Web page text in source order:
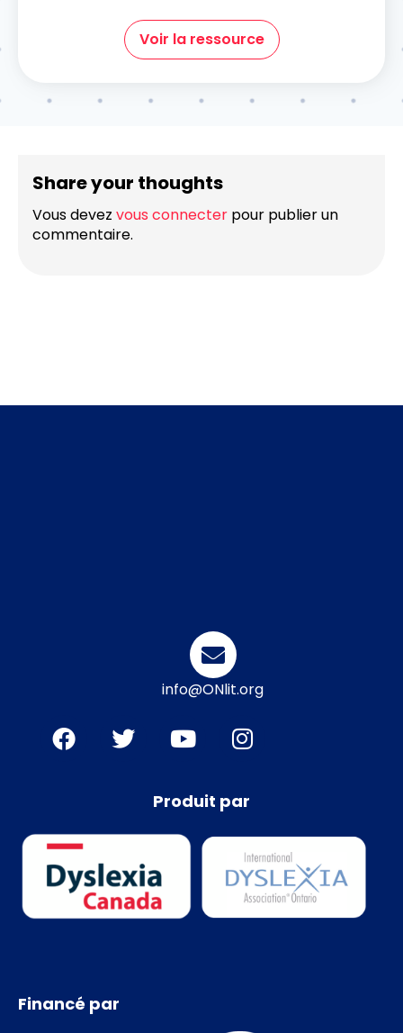
Voir la ressource
Share your thoughts
Vous devez vous connecter pour publier un
commentaire.
info@ONlit.org
Produit par
Financé par